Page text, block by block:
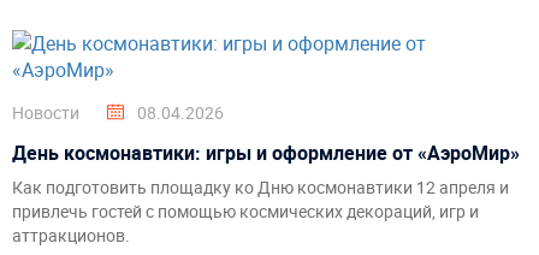
Новости 08.04.2026
День космонавтики: игры и оформление от «АэроМир»
Как подготовить площадку ко Дню космонавтики 12 апреля и
привлечь гостей с помощью космических декораций, игр и
аттракционов.